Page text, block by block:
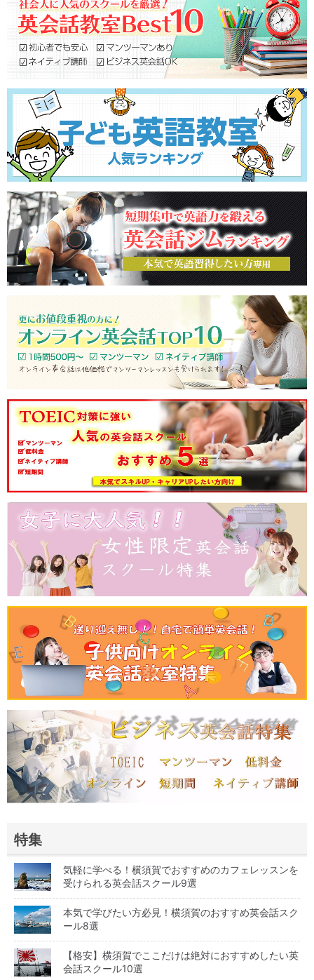
特集
気軽に学べる！横須賀でおすすめのカフェレッスンを
受けられる英会話スクール9選
本気で学びたい方必見！横須賀のおすすめ英会話スク
ール8選
【格安】横須賀でここだけは絶対におすすめしたい英
会話スクール10選